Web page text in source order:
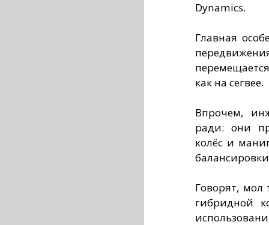
Dynamics.
Главная
как на сегвее.
Впрочем,
ради: они
колёс и
Говорят, мол
гибридной